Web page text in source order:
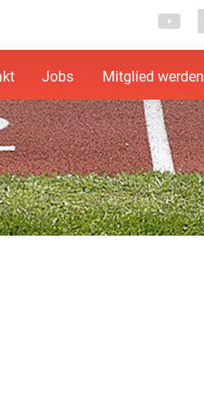
Jobs Mitglied werden